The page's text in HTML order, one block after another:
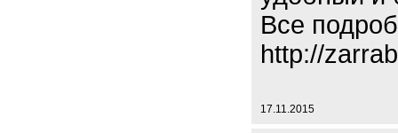
Все
http://
17.11.2015